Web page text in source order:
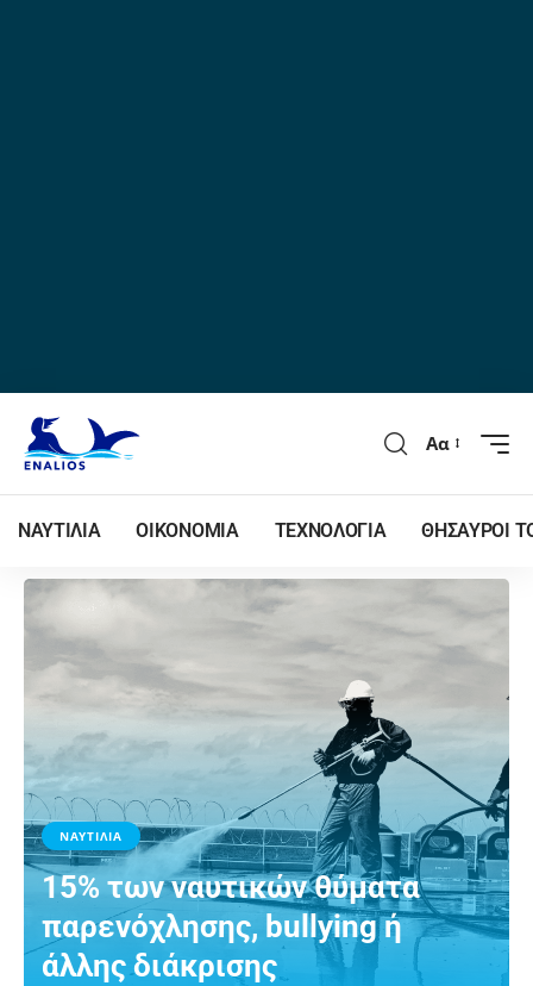
Αα
ΝΑΥΤΙΛΙΑ ΟΙΚΟΝΟΜΙΑ ΤΕΧΝΟΛΟΓΙΑ ΘΗΣΑΥΡΟΙ
ΝΑΥΤΙΛΙΑ
15% των ναυτικών θύματα
παρενόχλησης, bullying ή
άλλης διάκρισης